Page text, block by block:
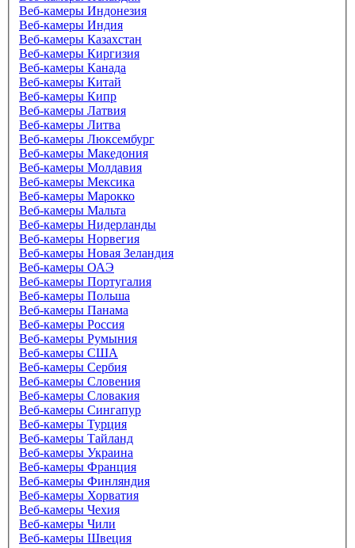
Веб-камеры Индонезия
Веб-камеры Индия
Веб-камеры Казахстан
Веб-камеры Киргизия
Веб-камеры Канада
Веб-камеры Китай
Веб-камеры Кипр
Веб-камеры Латвия
Веб-камеры Литва
Веб-камеры Люксембург
Веб-камеры Македония
Веб-камеры Молдавия
Веб-камеры Мексика
Веб-камеры Марокко
Веб-камеры Мальта
Веб-камеры Нидерланды
Веб-камеры Норвегия
Веб-камеры Новая Зеландия
Веб-камеры ОАЭ
Веб-камеры Португалия
Веб-камеры Польша
Веб-камеры Панама
Веб-камеры Россия
Веб-камеры Румыния
Веб-камеры США
Веб-камеры Сербия
Веб-камеры Словения
Веб-камеры Словакия
Веб-камеры Сингапур
Веб-камеры Турция
Веб-камеры Тайланд
Веб-камеры Украина
Веб-камеры Франция
Веб-камеры Финляндия
Веб-камеры Хорватия
Веб-камеры Чехия
Веб-камеры Чили
Веб-камеры Швеция